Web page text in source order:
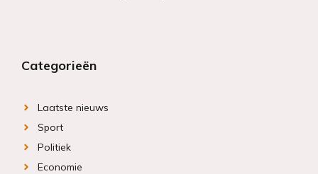
Categorieën
Laatste nieuws
Sport
Politiek
Economie